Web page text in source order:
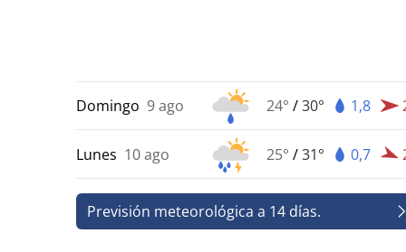
Domingo 9 ago 24° /30° 1,8
Lunes 10 ago 25° /31° 0,7
Previsión meteorológica a 14 días.